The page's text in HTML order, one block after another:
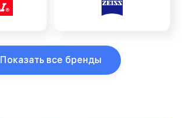
Показать все бренды